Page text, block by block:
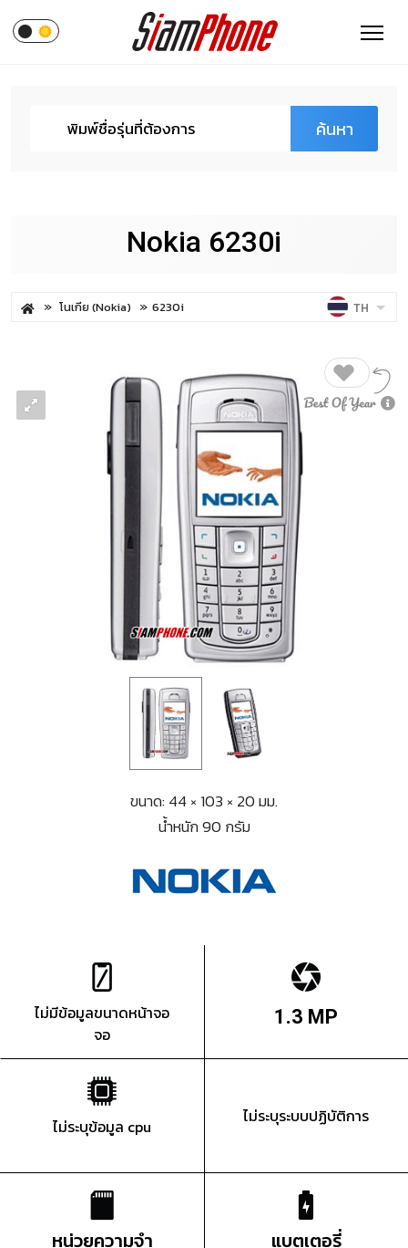
ค้นหา
Nokia 6230i
โนเกีย (Nokia) 6230i TH
ขนาด: 44 × 103 × 20 มม.
น้ำหนัก 90 กรัม
ไม่มีข้อมูลขนาดหน้าจอ
จอ
1.3 MP
ไม่ระบุข้อมูล cpu ไม่ระบุระบบปฏิบัติการ
หน่วยความจำ แบตเตอรี่